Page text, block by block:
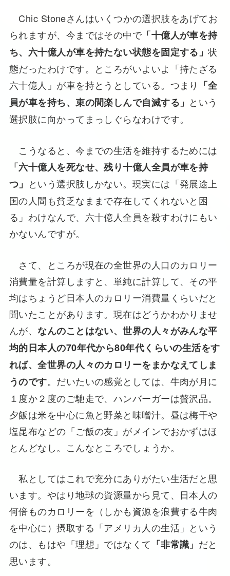
Chic Stoneさんはいくつかの選択肢をあげてお
られますが、今まではその中で「十億人が車を持
ち、六十億人が車を持たない状態を固定する」状
態だったわけです。ところがいよいよ「持たざる
六十億人」が車を持とうとしている。つまり 「全
員が車を持ち、束の間楽しんで自滅する」 という
選択肢に向かってまっしぐらなわけです。
こうなると、今までの生活を維持するためには
「六十億人を死なせ、残り十億人全員が車を持
つ」 という選択肢しかない。現実には「発展途上
国の人間も貧乏なままで存在してくれないと困
る」わけなんで、六十億人全員を殺すわけにもい
かないんですが。
さて、ところが現在の全世界の人口のカロリー
消費量を計算しますと、単純に計算して、その平
均はちょうど日本人のカロリー消費量くらいだと
聞いたことがあります。現在はどうかわかりませ
んが、なんのことはない、世界の人々がみんな平
均的日本人の70年代から80年代くらいの生活をす
れば、全世界の人々のカロリーをまかなえてしま
うのです。だいたいの感覚としては、牛肉が月に
１度か２度のご馳走で、ハンバーガーは贅沢品。
夕飯は米を中心に魚と野菜と味噌汁。昼は梅干や
塩昆布などの「ご飯の友」がメインでおかずはほ
とんどなし。こんなところでしょうか。
私としてはこれで充分にありがたい生活だと思
います。やはり地球の資源量から見て、日本人の
何倍ものカロリーを（しかも資源を浪費する牛肉
を中心に）摂取する「アメリカ人の生活」という
のは、もはや「理想」ではなくて 「非常識」 だと
思います。